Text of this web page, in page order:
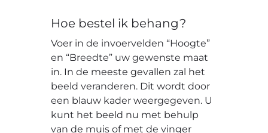
Hoe bestel ik behang?
Voer in de invoervelden “Hoogte”
en “Breedte” uw gewenste maat
in. In de meeste gevallen zal het
beeld veranderen. Dit wordt door
een blauw kader weergegeven. U
kunt het beeld nu met behulp
van de muis of met de vinger